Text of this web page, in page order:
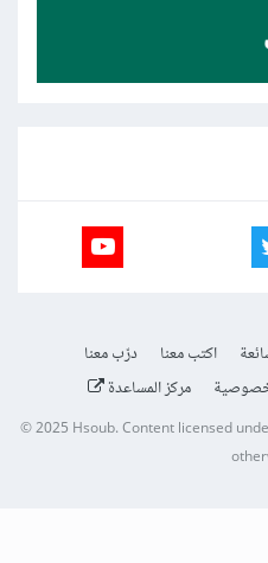
اكتب معنا
درّب معنا
مركز المساعدة
© 2025 Hsoub.Content licensed